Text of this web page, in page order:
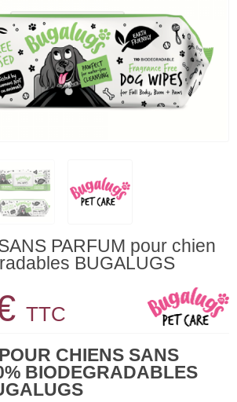
PARFUM pour chien
BUGALUGS
TTC
CHIENS SANS
BIODEGRADABLES